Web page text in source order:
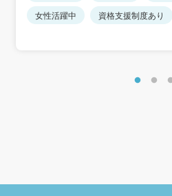
＜想定年収＞
312万円～450万円
女性活躍中
資格支援制度あり